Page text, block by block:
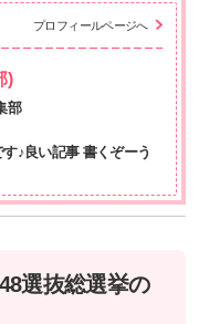
プロフィールページへ
)
部
♪良い記事 書くぞーう
選抜総選挙の